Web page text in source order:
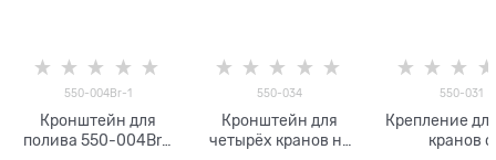
550-004Br-1
Кронштейн для
полива 550-004Br-1
550-034
Кронштейн для
четырёх кранов на
550-031
Крепление
кранов с